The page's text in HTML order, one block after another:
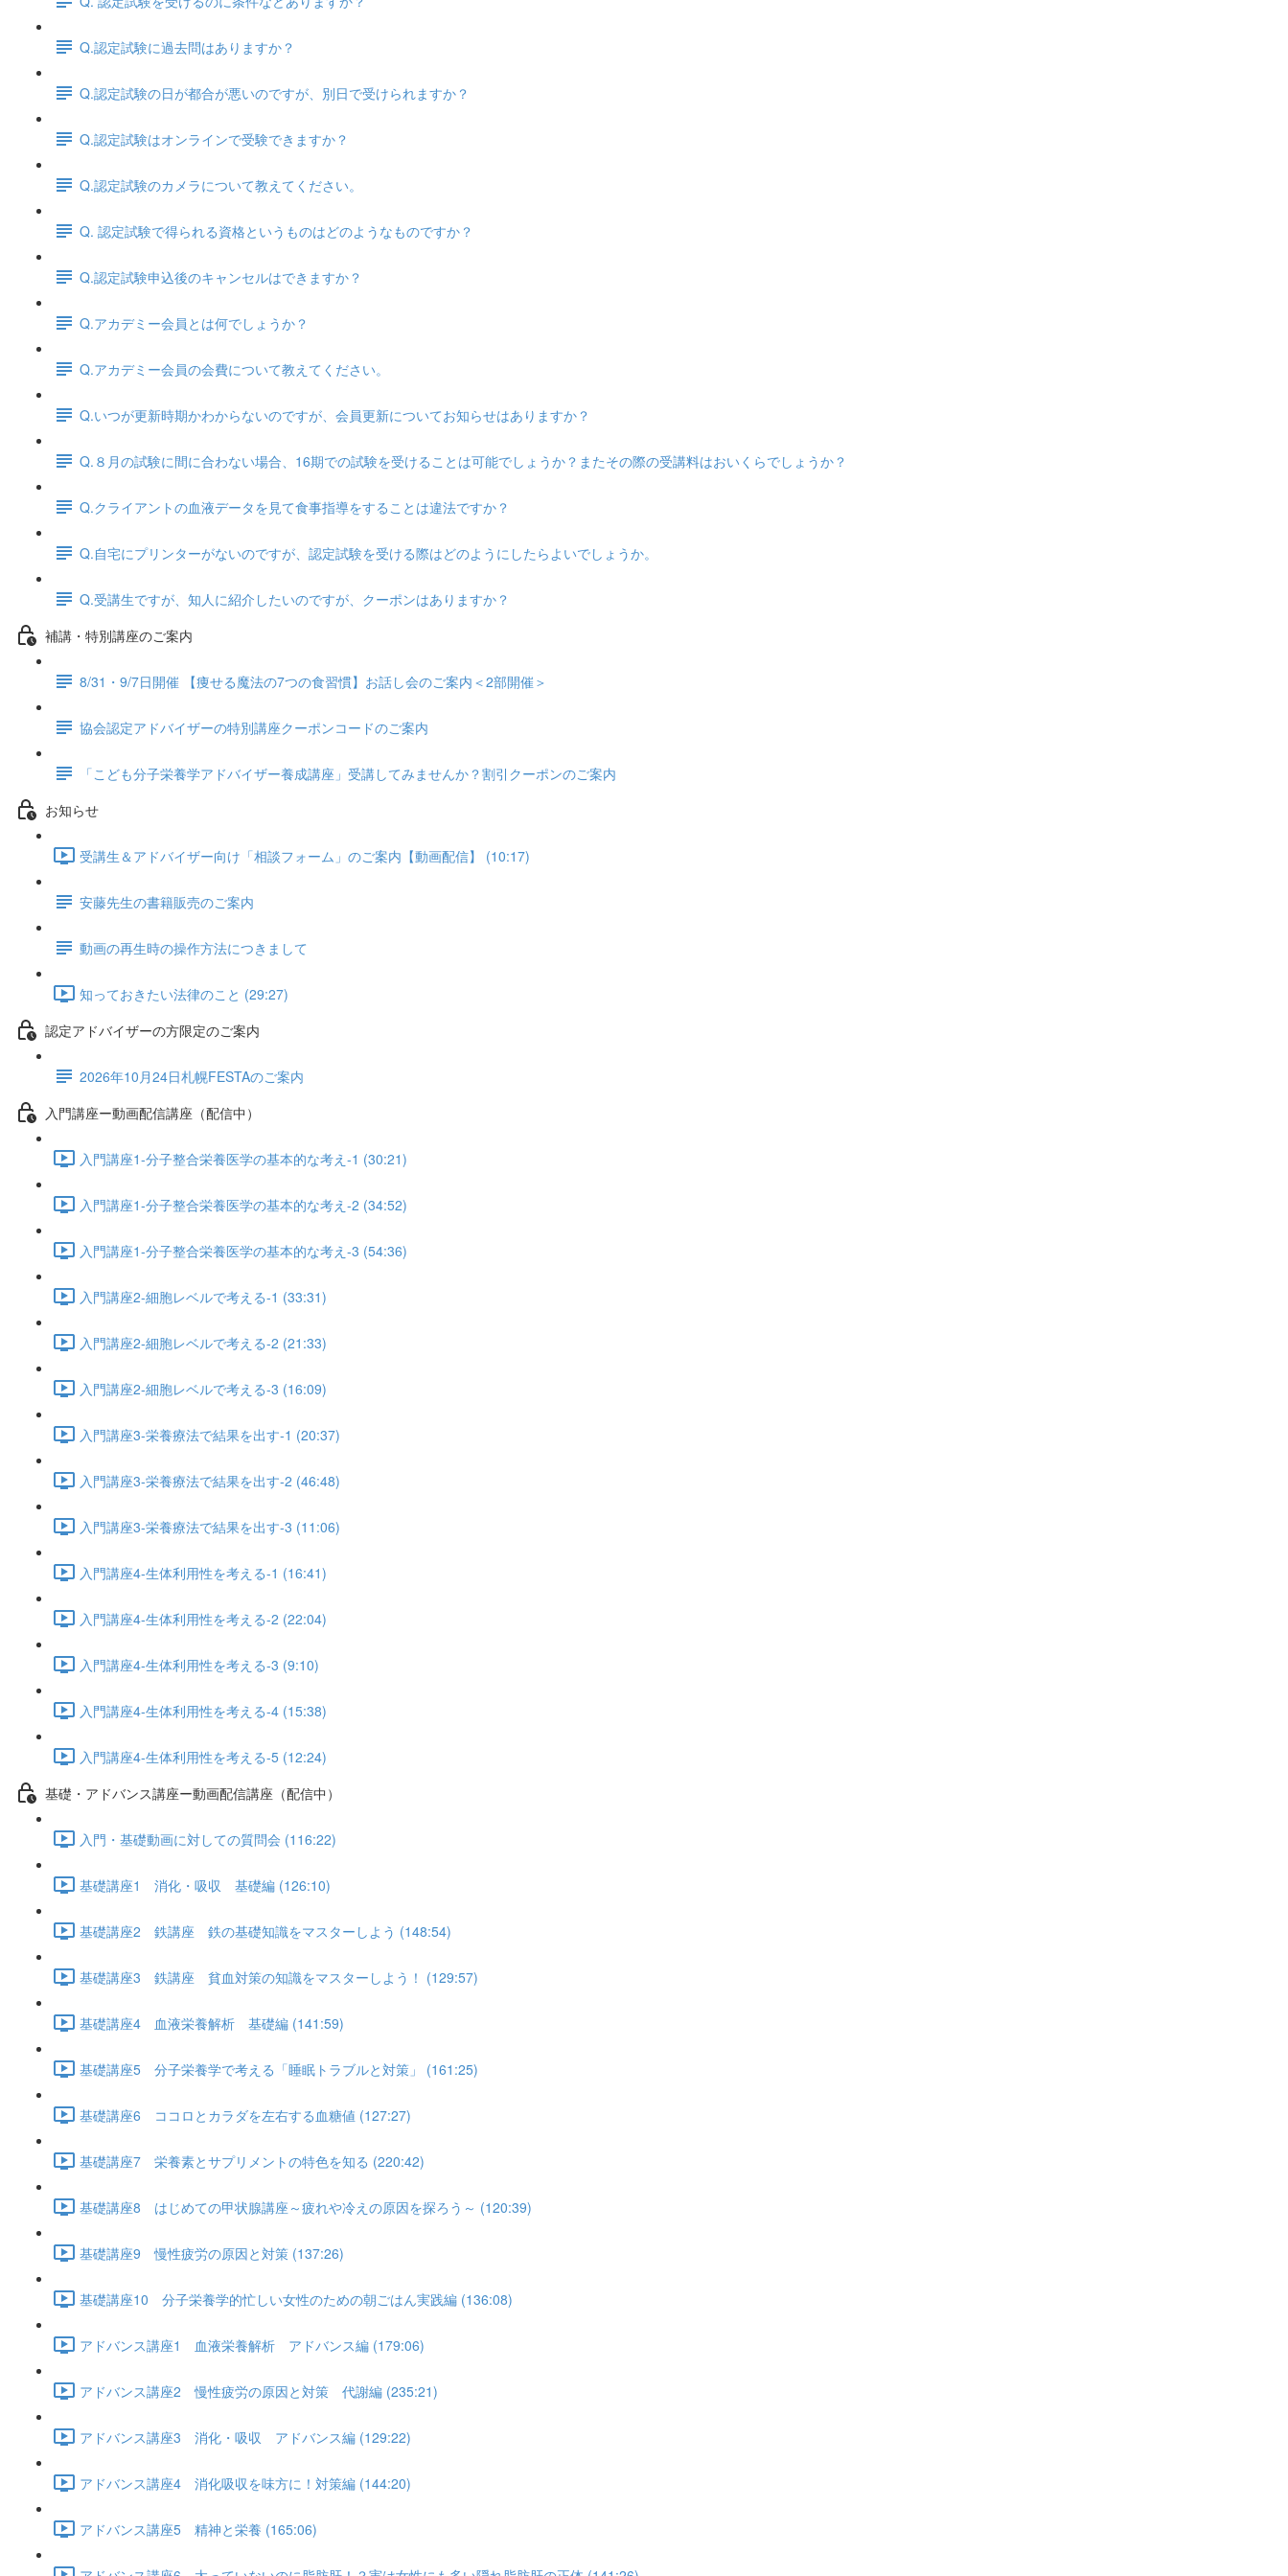
Q.認定試験に過去問はありますか？
Q.認定試験の日が都合が悪いのですが、別日で受けられますか？
Q.認定試験はオンラインで受験できますか？
Q.認定試験のカメラについて教えてください。
Q. 認定試験で得られる資格というものはどのようなものですか？
Q.認定試験申込後のキャンセルはできますか？
Q.アカデミー会員とは何でしょうか？
Q.アカデミー会員の会費について教えてください。
Q.いつが更新時期かわからないのですが、会員更新についてお知らせはありますか？
Q.８月の試験に間に合わない場合、16期での試験を受けることは可能でしょうか？またその際の受講料はおいくらでしょうか？
Q.クライアントの血液データを見て食事指導をすることは違法ですか？
Q.自宅にプリンターがないのですが、認定試験を受ける際はどのようにしたらよいでしょうか。
Q.受講生ですが、知人に紹介したいのですが、クーポンはありますか？
補講・特別講座のご案内
8/31・9/7日開催 【痩せる魔法の7つの食習慣】お話し会のご案内＜2部開催＞
協会認定アドバイザーの特別講座クーポンコードのご案内
「こども分子栄養学アドバイザー養成講座」受講してみませんか？割引クーポンのご案内
お知らせ
受講生＆アドバイザー向け「相談フォーム」のご案内【動画配信】 (10:17)
安藤先生の書籍販売のご案内
動画の再生時の操作方法につきまして
知っておきたい法律のこと (29:27)
認定アドバイザーの方限定のご案内
2026年10月24日札幌FESTAのご案内
入門講座ー動画配信講座（配信中）
入門講座1-分子整合栄養医学の基本的な考え-1 (30:21)
入門講座1-分子整合栄養医学の基本的な考え-2 (34:52)
入門講座1-分子整合栄養医学の基本的な考え-3 (54:36)
入門講座2-細胞レベルで考える-1 (33:31)
入門講座2-細胞レベルで考える-2 (21:33)
入門講座2-細胞レベルで考える-3 (16:09)
入門講座3-栄養療法で結果を出す-1 (20:37)
入門講座3-栄養療法で結果を出す-2 (46:48)
入門講座3-栄養療法で結果を出す-3 (11:06)
入門講座4-生体利用性を考える-1 (16:41)
入門講座4-生体利用性を考える-2 (22:04)
入門講座4-生体利用性を考える-3 (9:10)
入門講座4-生体利用性を考える-4 (15:38)
入門講座4-生体利用性を考える-5 (12:24)
基礎・アドバンス講座ー動画配信講座（配信中）
入門・基礎動画に対しての質問会 (116:22)
基礎講座1 消化・吸収 基礎編 (126:10)
基礎講座2 鉄講座 鉄の基礎知識をマスターしよう (148:54)
基礎講座3 鉄講座 貧血対策の知識をマスターしよう！ (129:57)
基礎講座4 血液栄養解析 基礎編 (141:59)
基礎講座5 分子栄養学で考える「睡眠トラブルと対策」 (161:25)
基礎講座6 ココロとカラダを左右する血糖値 (127:27)
基礎講座7 栄養素とサプリメントの特色を知る (220:42)
基礎講座8 はじめての甲状腺講座～疲れや冷えの原因を探ろう～ (120:39)
基礎講座9 慢性疲労の原因と対策 (137:26)
基礎講座10 分子栄養学的忙しい女性のための朝ごはん実践編 (136:08)
アドバンス講座1 血液栄養解析 アドバンス編 (179:06)
アドバンス講座2 慢性疲労の原因と対策 代謝編 (235:21)
アドバンス講座3 消化・吸収 アドバンス編 (129:22)
アドバンス講座4 消化吸収を味方に！対策編 (144:20)
アドバンス講座5 精神と栄養 (165:06)